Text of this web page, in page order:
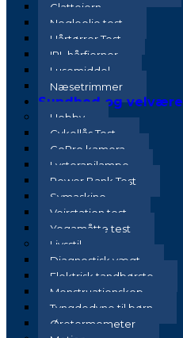
Glattejern
Negleolie test
Hårtørrer Test
IPL hårfjerner
Lusemiddel
Næsetrimmer
Sundhed og velvære
Hobby
Cykellås Test
GoPro kamera
Lysterapilampe
Power Bank Test
Symaskine
Vejrstation test
Yogamåtte test
Livsstil
Diagnostisk vægt
Elektrisk tandbørste
Menstruationskop
Tyngdedyne til børn
Øretermometer